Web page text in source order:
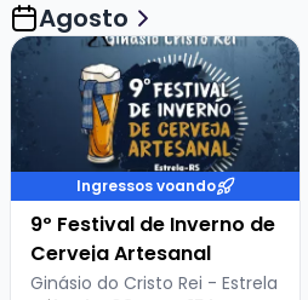
Agosto
Veja mais sobre 9º Festival
Ingressos voando
9º Festival de Inverno de
Cerveja Artesanal
Ginásio do Cristo Rei - Estrela